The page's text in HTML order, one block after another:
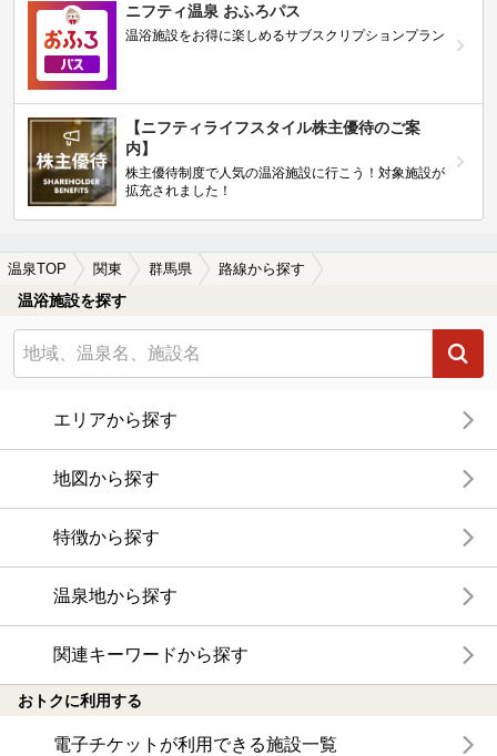
ニフティ温泉 おふろパス
温浴施設をお得に楽しめるサブスクリプションプラン
【ニフティライフスタイル株主優待のご案
内】
株主優待制度で人気の温浴施設に行こう！対象施設が
拡充されました！
温泉TOP 関東 群馬県 路線から探す
温浴施設を探す
エリアから探す
地図から探す
特徴から探す
温泉地から探す
関連キーワードから探す
おトクに利用する
電子チケットが利用できる施設一覧